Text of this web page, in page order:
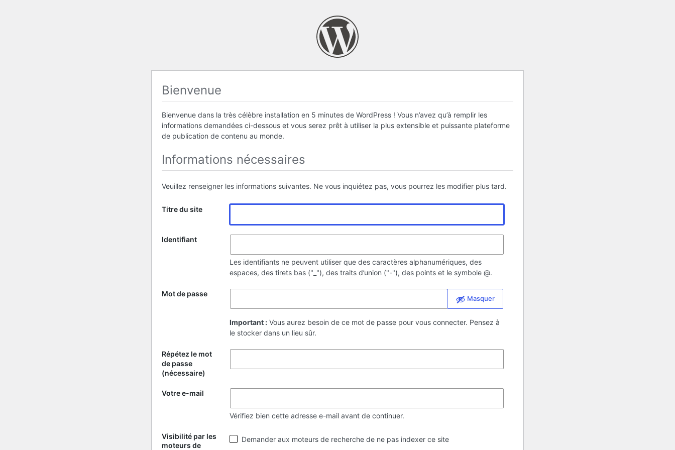
Bienvenue
Bienvenue dans la très célèbre installation en 5 minutes de WordPress ! Vous n’avez qu’à remplir les
informations demandées ci-dessous et vous serez prêt à utiliser la plus extensible et puissante plateforme
de publication de contenu au monde.
Informations nécessaires
Veuillez renseigner les informations suivantes. Ne vous inquiétez pas, vous pourrez les modifier plus tard.
Titre du site
Identifiant
Les identifiants ne peuvent utiliser que des caractères alphanumériques, des
espaces, des tirets bas ("_"), des traits d’union ("-"), des points et le symbole @.
Mot de passe
Masquer
Important : Vous aurez besoin de ce mot de passe pour vous connecter. Pensez à
le stocker dans un lieu sûr.
Répétez le mot
de passe
(nécessaire)
Votre e-mail
Vérifiez bien cette adresse e-mail avant de continuer.
Visibilité par les
moteurs de
Visibilité
par
Demander aux moteurs de recherche de ne pas indexer ce site